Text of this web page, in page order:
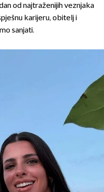
od najtraženijih veznjaka
karijeru, obitelj i
sanjati.